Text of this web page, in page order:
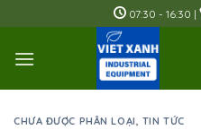
to
content
07:30 - 16:30 |
CHƯA ĐƯỢC PHÂN LOẠI, TIN TỨC